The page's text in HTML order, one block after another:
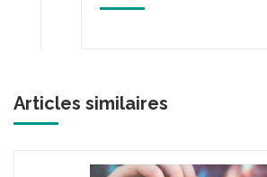
Articles similaires